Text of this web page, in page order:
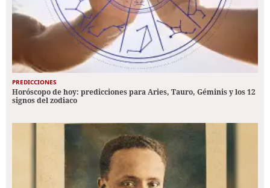
PREDICCIONES
Horóscopo de hoy: predicciones para Aries, Tauro, Géminis y los 12
signos del zodiaco